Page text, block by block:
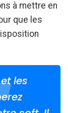
à mettre en
que les
les